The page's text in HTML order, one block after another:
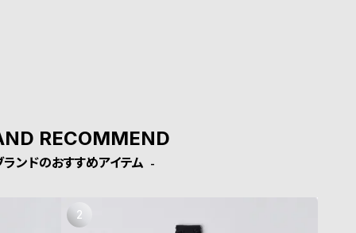
RECOMMEND
ランドのおすすめアイテム